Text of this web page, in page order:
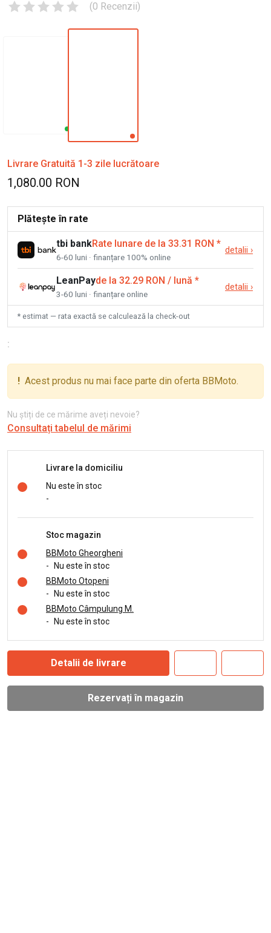
(0 Recenzii)
Livrare Gratuită 1-3 zile lucrătoare
1,080.00 RON
Plătește în rate
tbi bankRate lunare de la 33.31 RON *
6-60 luni · finanțare 100% online
detalii ›
LeanPayde la 32.29 RON / lună *
3-60 luni · finanțare online
detalii ›
* estimat — rata exactă se calculează la check-out
:
! Acest produs nu mai face parte din oferta BBMoto.
Nu știți de ce mărime aveți nevoie?
Consultați tabelul de mărimi
Livrare la domiciliu
Nu este în stoc
-
Stoc magazin
BBMoto Gheorgheni
-
Nu este în stoc
BBMoto Otopeni
-
Nu este în stoc
BBMoto Câmpulung M.
-
Nu este în stoc
Detalii de livrare
Rezervați în magazin